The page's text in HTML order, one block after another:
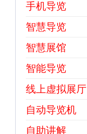
手机导览
智慧导览
智慧展馆
智能导览
线上虚拟展厅
自动导览机
自助讲解